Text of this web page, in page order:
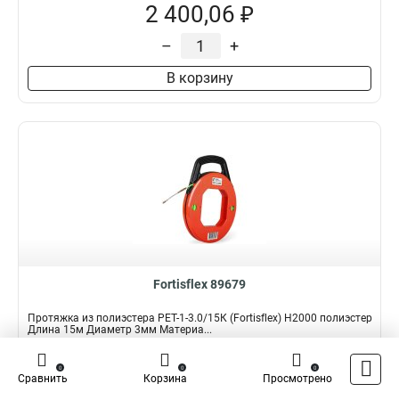
2 400,06 ₽
– +
В корзину
Fortisflex 89679
Протяжка из полиэстера PET-1-3.0/15К (Fortisflex) Н2000 полиэстер
Длина 15м Диаметр 3мм Материа...
Подробнее Сравнить
Наличие:
Сравнить
0
Корзина
0
Просмотрено
0